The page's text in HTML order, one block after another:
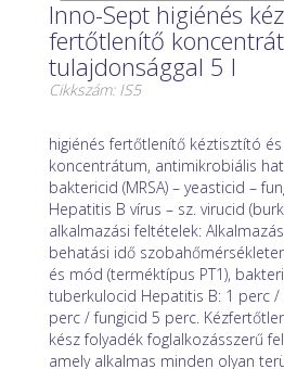
Inno-Sept higiénés
fertőtlenítő
tulajdonsággal 5 l
Cikkszám: IS5
higiénés fertőtlenítő kéztisztító
koncentrátum, antimikrobiális
baktericid (MRSA) – yeasticid –
Hepatitis B vírus – sz. virucid
alkalmazási feltételek:
behatási idő
és mód (terméktípus PT1),
tuberkulocid Hepatitis B: 1 perc /
perc / fungicid 5 perc.
kész folyadék foglalkozásszerű
amely alkalmas minden olyan